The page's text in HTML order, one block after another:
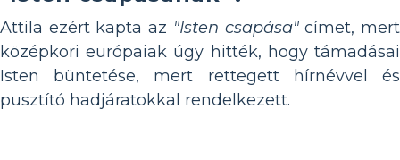
Attila ezért kapta az "Isten csapása"címet, mert
középkori európaiak úgy hitték, hogy támadásai
Isten büntetése, mert rettegett hírnévvel és
pusztító hadjáratokkal rendelkezett.